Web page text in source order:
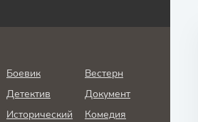
Боевик
Вестерн
Детектив
Документ
Исторический
Комедия